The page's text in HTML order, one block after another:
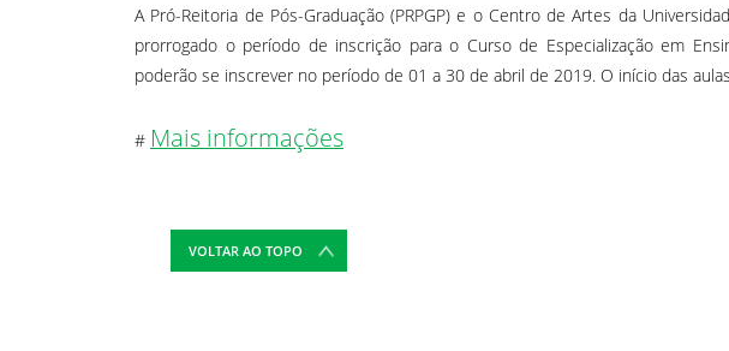
A Pró-Reitoria de Pós-Graduação (PRPGP) e o Centro de Artes da
prorrogado o período de inscrição para o Curso de Especialização em
poderão se inscrever no período de 01 a 30 de abril de 2019. O início das
# Mais informações
VOLTAR AO TOPO